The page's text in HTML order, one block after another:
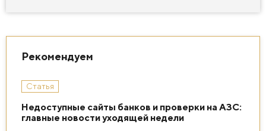
Рекомендуем
Статья
Недоступные сайты банков и проверки на АЗС:
главные новости уходящей недели